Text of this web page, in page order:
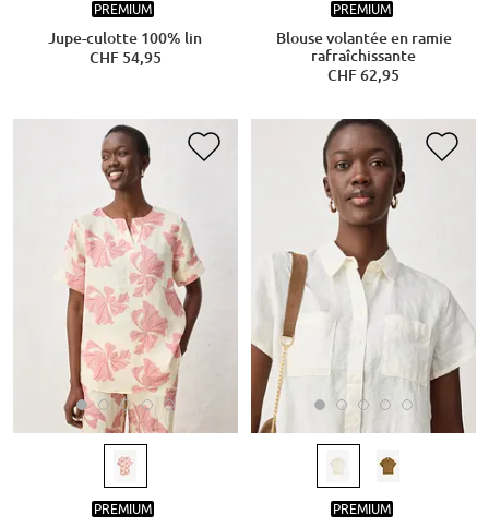
PREMIUM
Jupe-culotte 100% lin
CHF 54,95
PREMIUM
Blouse volantée en ramie
rafraîchissante
CHF 62,95
PREMIUM PREMIUM